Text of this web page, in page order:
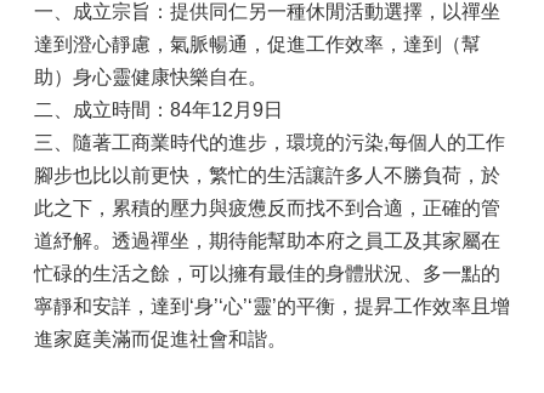
一、成立宗旨：提供同仁另一種休閒活動選擇，以禪坐
達到澄心靜慮，氣脈暢通，促進工作效率，達到（幫
助）身心靈健康快樂自在。
二、成立時間：84年12月9日
三、隨著工商業時代的進步，環境的污染,每個人的工作
腳步也比以前更快，繁忙的生活讓許多人不勝負荷，於
此之下，累積的壓力與疲憊反而找不到合適，正確的管
道紓解。透過禪坐，期待能幫助本府之員工及其家屬在
忙碌的生活之餘，可以擁有最佳的身體狀況、多一點的
寧靜和安詳，達到‘身’‘心’‘靈’的平衡，提昇工作效率且增
進家庭美滿而促進社會和諧。